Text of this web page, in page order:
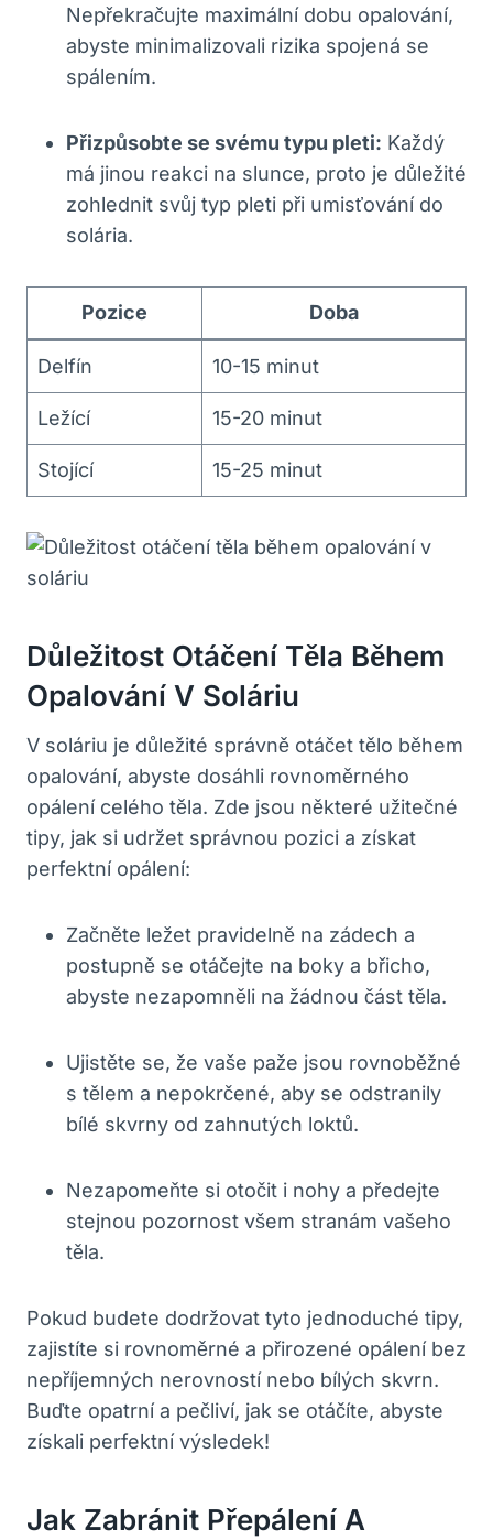
Nepřekračujte maximální dobu opalování,
abyste minimalizovali rizika spojená se
spálením.
Přizpůsobte se svému typu pleti: Každý
má jinou reakci na slunce, proto je důležité
zohlednit svůj typ pleti při umisťování do
solária.
Pozice Doba
Delfín 10-15 minut
Ležící 15-20 minut
Stojící 15-25 minut
Důležitost Otáčení Těla Během
Opalování V Soláriu
V soláriu je důležité správně otáčet tělo během
opalování, abyste dosáhli rovnoměrného
opálení celého těla. Zde jsou některé užitečné
tipy, jak si udržet správnou pozici a získat
perfektní opálení:
Začněte ležet pravidelně na zádech a
postupně se otáčejte na boky a břicho,
abyste nezapomněli na žádnou část těla.
Ujistěte se, že vaše paže jsou rovnoběžné
s tělem a nepokrčené, aby se odstranily
bílé skvrny od zahnutých loktů.
Nezapomeňte si otočit i nohy a předejte
stejnou pozornost všem stranám vašeho
těla.
Pokud budete dodržovat tyto jednoduché tipy,
zajistíte si rovnoměrné a přirozené opálení bez
nepříjemných nerovností nebo bílých skvrn.
Buďte opatrní a pečliví, jak se otáčíte, abyste
získali perfektní výsledek!
Jak Zabránit Přepálení A